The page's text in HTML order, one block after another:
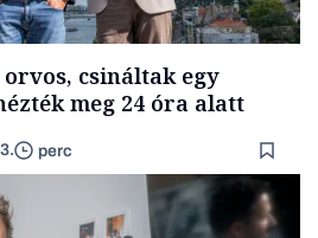
csináltak egy
meg 24 óra alatt
perc